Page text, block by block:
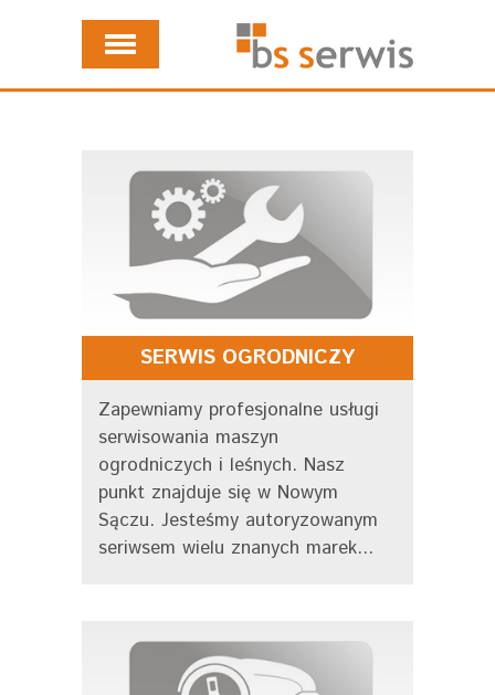
SERWIS OGRODNICZY
Zapewniamy profesjonalne usługi
serwisowania maszyn
ogrodniczych i leśnych. Nasz
punkt znajduje się w Nowym
Sączu. Jesteśmy autoryzowanym
seriwsem wielu znanych marek...